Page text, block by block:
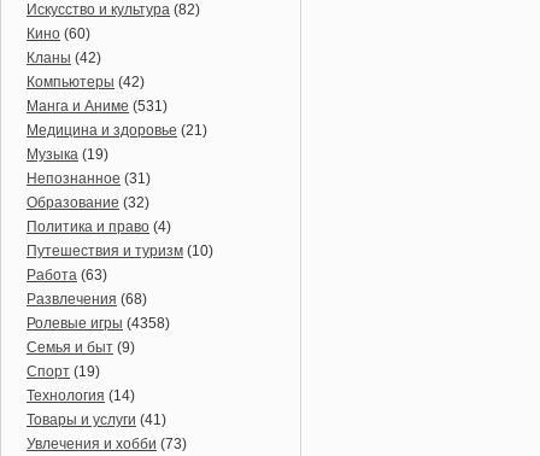
Искусство и культура (82)
Кино (60)
Кланы (42)
Компьютеры (42)
Манга и Аниме (531)
Медицина и здоровье (21)
Музыка (19)
Непознанное (31)
Образование (32)
Политика и право (4)
Путешествия и туризм (10)
Работа (63)
Развлечения (68)
Ролевые игры (4358)
Семья и быт (9)
Спорт (19)
Технология (14)
Товары и услуги (41)
Увлечения и хобби (73)